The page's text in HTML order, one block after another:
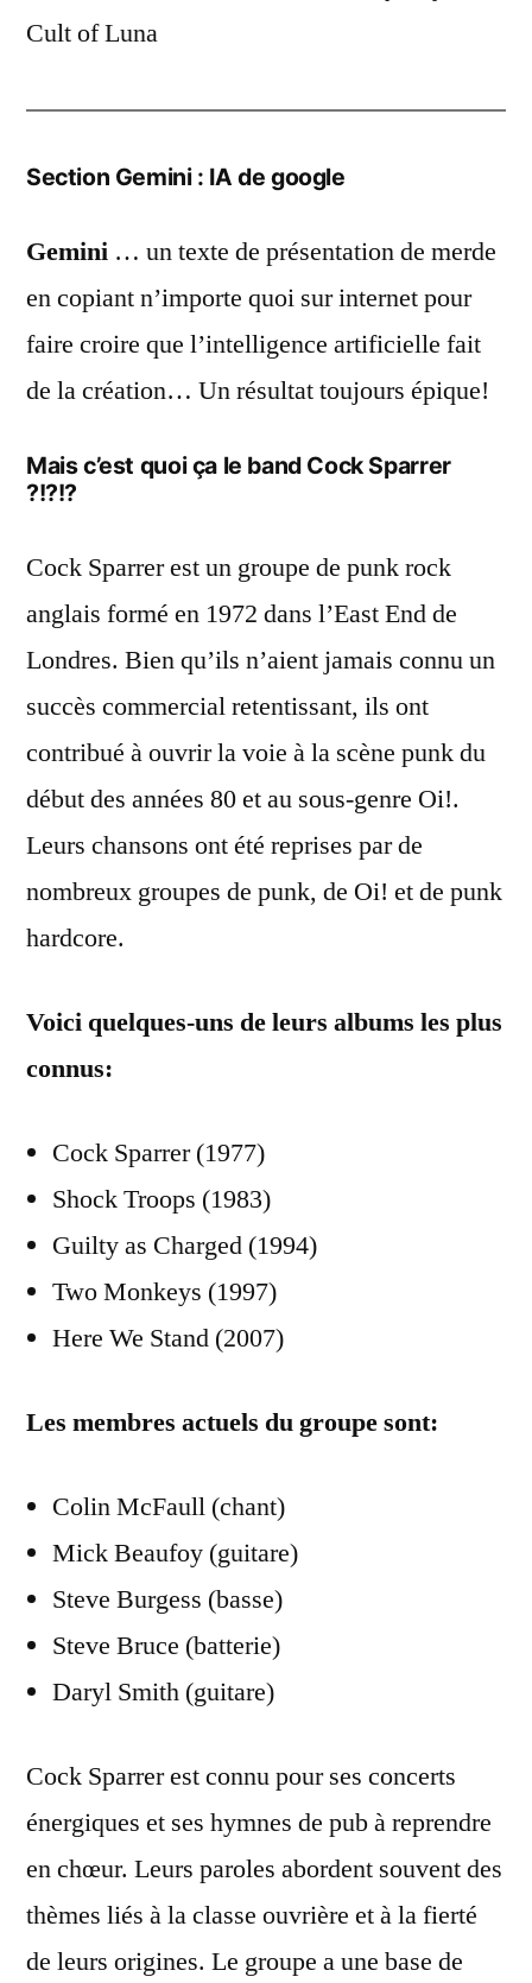
Cult of Luna
Section Gemini : IA de google
Gemini … un texte de présentation de merde
en copiant n’importe quoi sur internet pour
faire croire que l’intelligence artificielle fait
de la création… Un résultat toujours épique!
Mais c’est quoi ça le band Cock Sparrer
?!?!?
Cock Sparrer est un groupe de punk rock
anglais formé en 1972 dans l’East End de
Londres. Bien qu’ils n’aient jamais connu un
succès commercial retentissant, ils ont
contribué à ouvrir la voie à la scène punk du
début des années 80 et au sous-genre Oi!.
Leurs chansons ont été reprises par de
nombreux groupes de punk, de Oi! et de punk
hardcore.
Voici quelques-uns de leurs albums les plus
connus:
Cock Sparrer (1977)
Shock Troops (1983)
Guilty as Charged (1994)
Two Monkeys (1997)
Here We Stand (2007)
Les membres actuels du groupe sont:
Colin McFaull (chant)
Mick Beaufoy (guitare)
Steve Burgess (basse)
Steve Bruce (batterie)
Daryl Smith (guitare)
Cock Sparrer est connu pour ses concerts
énergiques et ses hymnes de pub à reprendre
en chœur. Leurs paroles abordent souvent des
thèmes liés à la classe ouvrière et à la fierté
de leurs origines. Le groupe a une base de